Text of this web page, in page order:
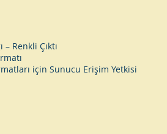
Renkli Çıktı
için Sunucu Erişim Yetkisi